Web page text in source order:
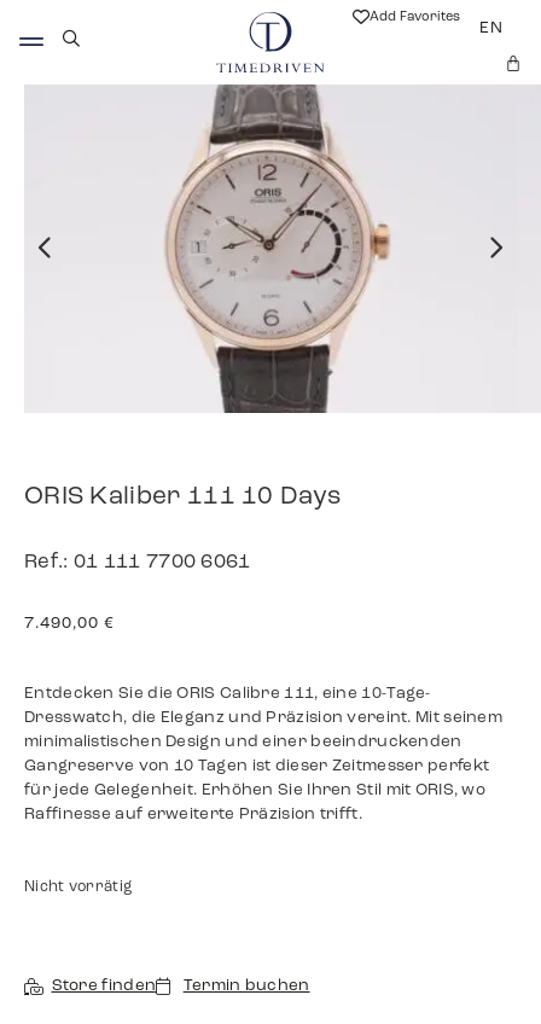
Add Favorites
EN
ORIS Kaliber 111 10 Days
Ref.: 01 111 7700 6061
7.490,00 €
Entdecken Sie die ORIS Calibre 111, eine 10-Tage-
Dresswatch, die Eleganz und Präzision vereint. Mit seinem
minimalistischen Design und einer beeindruckenden
Gangreserve von 10 Tagen ist dieser Zeitmesser perfekt
für jede Gelegenheit. Erhöhen Sie Ihren Stil mit ORIS, wo
Raffinesse auf erweiterte Präzision trifft.
Nicht vorrätig
Store finden Termin buchen